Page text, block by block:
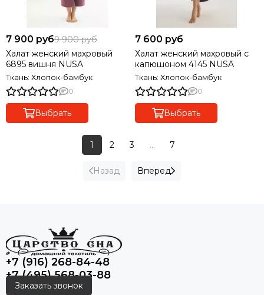
7 900 руб9 900 руб
Халат женский махровый
6895 вишня NUSA
Ткань: Хлопок-бамбук
0
Выбрать
7 600 руб
Халат женский махровый с
капюшоном 4145 NUSA
Ткань: Хлопок-бамбук
0
Выбрать
Назад
1 2 3 ... 7
Вперед
+7 (916) 268-84-48
+7 (495) 568-03-88
Заказать звонок